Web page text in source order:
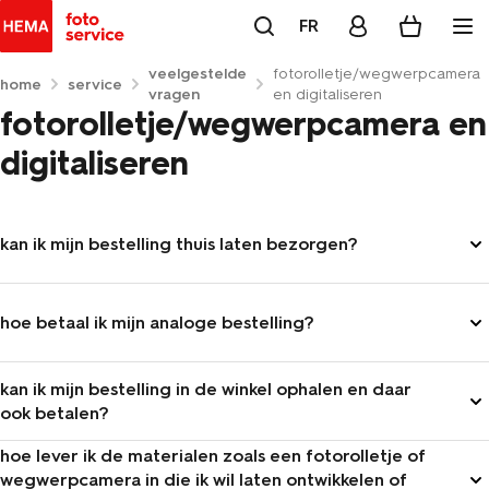
FR
home service
veelgestelde
vragen
fotorolletje/wegwerpcamera
en digitaliseren
fotorolletje/wegwerpcamera en
digitaliseren
kan ik mijn bestelling thuis laten bezorgen?
foto.hema.nl begint of in een HEMA winkel. Bij het online
negatieven en je bestelde fysieke afdrukken thuis te
ontvangen. Je digitale product vind je gemakkelijk terug in je
HEMA Foto account.
hoe betaal ik mijn analoge bestelling?
voor een thuislevering van je gehele bestelling. Betaal je
bestelling (inclusief verzendkosten) direct online.
kan ik mijn bestelling in de winkel ophalen en daar
ook betalen?
Ja, dat kan. Kies er bij het online afronden voor om deze in
de HEMA winkel op te halen en daar ook te betalen. Je krijgt
hoe lever ik de materialen zoals een fotorolletje of
wegwerpcamera in die ik wil laten ontwikkelen of